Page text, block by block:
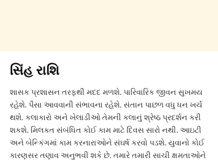
સિંહ રાશિ
શાસક પ્રશાસન તરફથી મદદ મળશે. પારિવારિક જીવન સુખમય
રહેશે. પૈસા આવવાની સંભાવના રહેશે. સંતાન પાછળ વધુ ધન ખર્ચ
થશે. કલાકારો અને ખેલાડીઓ તેમની કલાનું શ્રેષ્ઠ પ્રદર્શન કરી
શકશે. મિલકત સંબંધિત કોઈ કામ માટે દિવસ સારો નથી. આઇટી
અને બેન્કિંગમાં કામ કરનારાઓને સંઘર્ષ કરવો પડશે. યુવાનો કોઈ
કારણસર તણાવ અનુભવી શકે છે. તમારે તમારી સાચી ક્ષમતાઓને